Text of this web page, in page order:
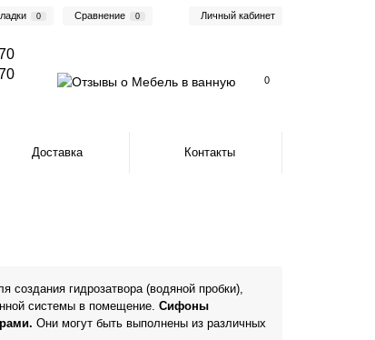
0 Сравнение 0 Личный кабинет
0
Доставка Контакты
создания гидрозатвора (водяной пробки),
системы в помещение. Сифоны
Они могут быть выполнены из различных